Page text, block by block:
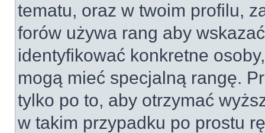
tematu, oraz w twoim profilu,
forów używa rang aby
identyfikować konkretne
mogą mieć specjalną rangę.
tylko po to, aby otrzymać
w takim przypadku po prostu